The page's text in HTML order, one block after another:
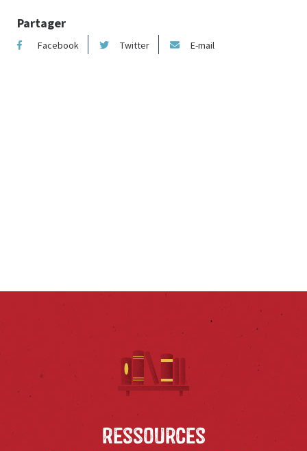
Partager
Facebook Twitter E-mail
Ressources